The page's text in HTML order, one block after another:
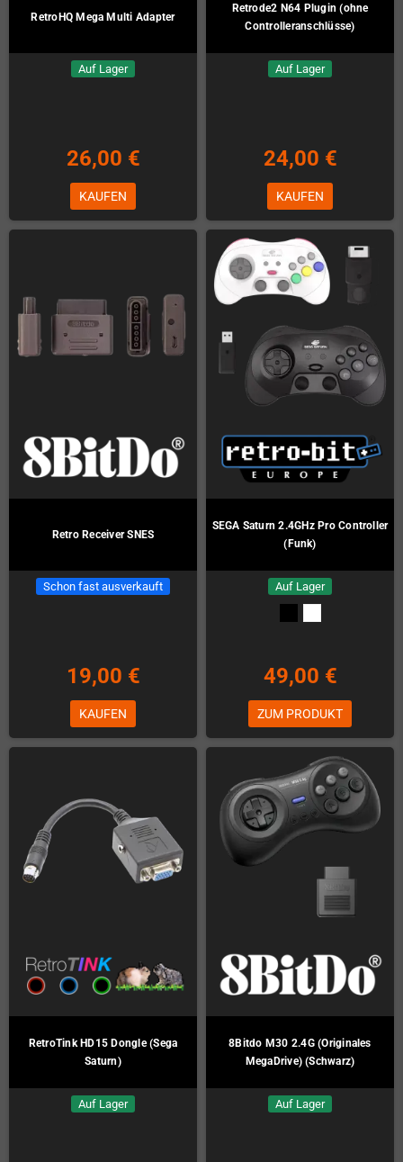
RetroHQ Mega Multi Adapter
Auf Lager
26,00 €
KAUFEN
Retrode2 N64 Plugin (ohne
Controlleranschlüsse)
Auf Lager
24,00 €
KAUFEN
Retro Receiver SNES
Schon fast ausverkauft
19,00 €
KAUFEN
SEGA Saturn 2.4GHz Pro Controller
(Funk)
Auf Lager
49,00 €
ZUM PRODUKT
RetroTink HD15 Dongle (Sega
Saturn)
Auf Lager
8Bitdo M30 2.4G (Originales
MegaDrive) (Schwarz)
Auf Lager